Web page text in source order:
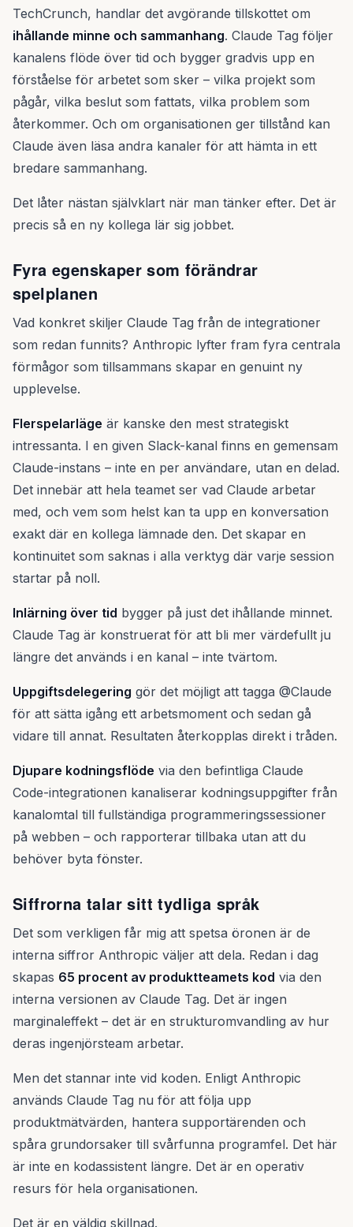
TechCrunch, handlar det avgörande tillskottet om
ihållande minne och sammanhang. Claude Tag följer
kanalens flöde över tid och bygger gradvis upp en
förståelse för arbetet som sker – vilka projekt som
pågår, vilka beslut som fattats, vilka problem som
återkommer. Och om organisationen ger tillstånd kan
Claude även läsa andra kanaler för att hämta in ett
bredare sammanhang.
Det låter nästan självklart när man tänker efter. Det är
precis så en ny kollega lär sig jobbet.
Fyra egenskaper som förändrar
spelplanen
Vad konkret skiljer Claude Tag från de integrationer
som redan funnits? Anthropic lyfter fram fyra centrala
förmågor som tillsammans skapar en genuint ny
upplevelse.
Flerspelarläge är kanske den mest strategiskt
intressanta. I en given Slack-kanal finns en gemensam
Claude-instans – inte en per användare, utan en delad.
Det innebär att hela teamet ser vad Claude arbetar
med, och vem som helst kan ta upp en konversation
exakt där en kollega lämnade den. Det skapar en
kontinuitet som saknas i alla verktyg där varje session
startar på noll.
Inlärning över tid bygger på just det ihållande minnet.
Claude Tag är konstruerat för att bli mer värdefullt ju
längre det används i en kanal – inte tvärtom.
Uppgiftsdelegering gör det möjligt att tagga @Claude
för att sätta igång ett arbetsmoment och sedan gå
vidare till annat. Resultaten återkopplas direkt i tråden.
Djupare kodningsflöde via den befintliga Claude
Code-integrationen kanaliserar kodningsuppgifter från
kanalomtal till fullständiga programmeringssessioner
på webben – och rapporterar tillbaka utan att du
behöver byta fönster.
Siffrorna talar sitt tydliga språk
Det som verkligen får mig att spetsa öronen är de
interna siffror Anthropic väljer att dela. Redan i dag
skapas 65 procent av produktteamets kod via den
interna versionen av Claude Tag. Det är ingen
marginaleffekt – det är en strukturomvandling av hur
deras ingenjörsteam arbetar.
Men det stannar inte vid koden. Enligt Anthropic
används Claude Tag nu för att följa upp
produktmätvärden, hantera supportärenden och
spåra grundorsaker till svårfunna programfel. Det här
är inte en kodassistent längre. Det är en operativ
resurs för hela organisationen.
Det är en väldig skillnad.